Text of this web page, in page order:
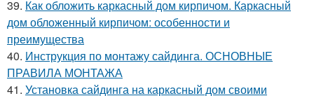
39. Как обложить каркасный дом кирпичом. Каркасный
дом обложенный кирпичом: особенности и
преимущества
40. Инструкция по монтажу сайдинга. ОСНОВНЫЕ
ПРАВИЛА МОНТАЖА
41. Установка сайдинга на каркасный дом своими